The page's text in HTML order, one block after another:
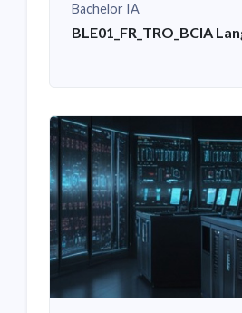
Bachelor IA
BLE01_FR_TRO_BCIA